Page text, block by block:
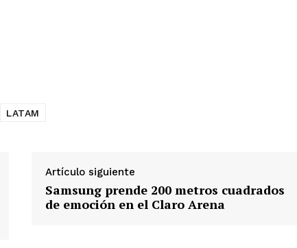
LATAM
Artículo siguiente
Samsung prende 200 metros cuadrados
de emoción en el Claro Arena